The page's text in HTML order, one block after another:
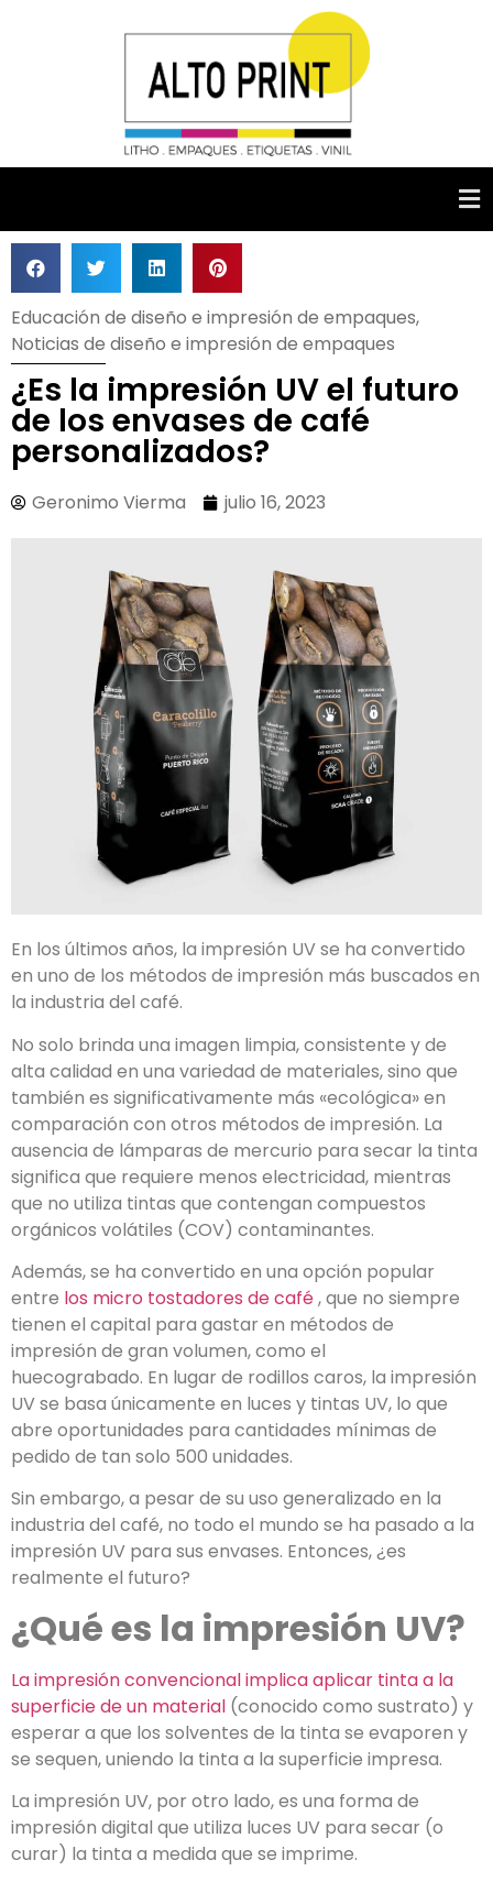
Educación de diseño e impresión de empaques,
Noticias de diseño e impresión de empaques
¿Es la impresión UV el futuro
de los envases de café
personalizados?
Geronimo Vierma julio 16, 2023
En los últimos años, la impresión UV se ha convertido
en uno de los métodos de impresión más buscados en
la industria del café.
No solo brinda una imagen limpia, consistente y de
alta calidad en una variedad de materiales, sino que
también es significativamente más «ecológica» en
comparación con otros métodos de impresión. La
ausencia de lámparas de mercurio para secar la tinta
significa que requiere menos electricidad, mientras
que no utiliza tintas que contengan compuestos
orgánicos volátiles (COV) contaminantes.
Además, se ha convertido en una opción popular
entre los micro tostadores de café, que no siempre
tienen el capital para gastar en métodos de
impresión de gran volumen, como el
huecograbado. En lugar de rodillos caros, la impresión
UV se basa únicamente en luces y tintas UV, lo que
abre oportunidades para cantidades mínimas de
pedido de tan solo 500 unidades.
Sin embargo, a pesar de su uso generalizado en la
industria del café, no todo el mundo se ha pasado a la
impresión UV para sus envases. Entonces, ¿es
realmente el futuro?
¿Qué es la impresión UV?
La impresión convencional implica aplicar tinta a la
superficie de un material (conocido como sustrato) y
esperar a que los solventes de la tinta se evaporen y
se sequen, uniendo la tinta a la superficie impresa.
La impresión UV, por otro lado, es una forma de
impresión digital que utiliza luces UV para secar (o
curar) la tinta a medida que se imprime.